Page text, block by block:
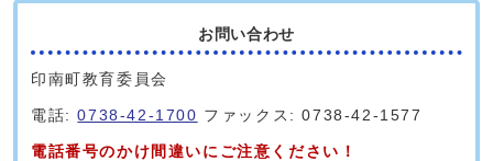
お問い合わせ
印南町教育委員会
電話:0738-42-1700 ファックス: 0738-42-1577
電話番号のかけ間違いにご注意ください！